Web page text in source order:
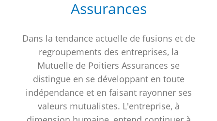
Assurances
Dans la tendance actuelle de fusions et de
regroupements des entreprises, la
Mutuelle de Poitiers Assurances se
distingue en se développant en toute
indépendance et en faisant rayonner ses
valeurs mutualistes. L'entreprise, à